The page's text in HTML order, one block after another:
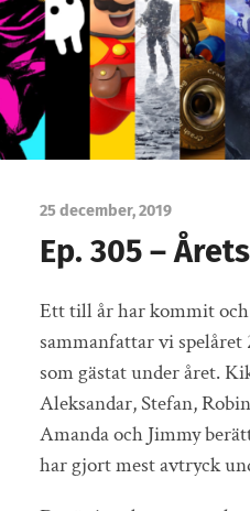
25 december, 2019
Ep. 305 –
Ett till år har kommit
sammanfattar vi spelåret
som gästat under året.
Aleksandar, Stefan,
Amanda och Jimmy
har gjort mest avtryck